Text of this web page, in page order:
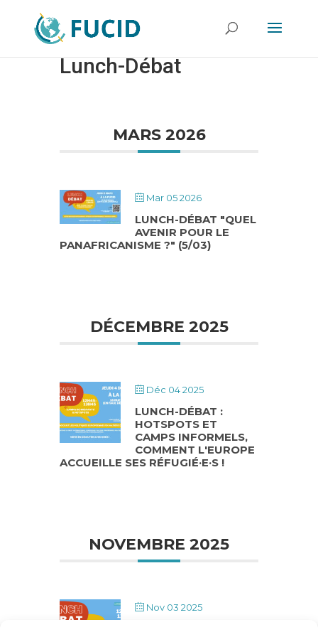
Lunch-Débat
MARS 2026
Mar 05 2026
LUNCH-DÉBAT "QUEL
AVENIR POUR LE
PANAFRICANISME ?" (5/03)
DÉCEMBRE 2025
Déc 04 2025
LUNCH-DÉBAT :
HOTSPOTS ET
CAMPS INFORMELS,
COMMENT L'EUROPE
ACCUEILLE SES RÉFUGIÉ·E·S !
NOVEMBRE 2025
Nov 03 2025